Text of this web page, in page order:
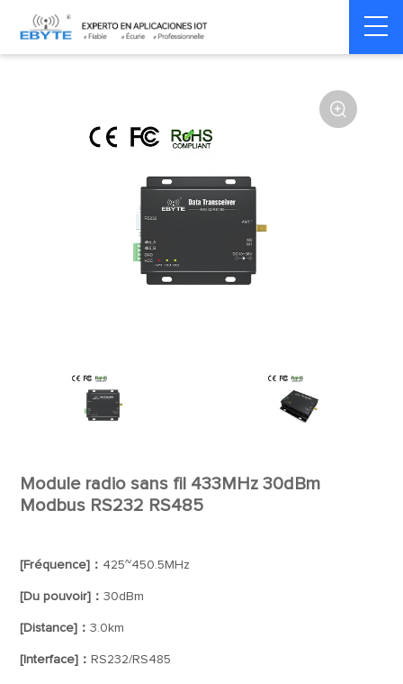
Home > Modem > Wireless modem LoRa wirelss modem

Module radio sans fil 433MHz 30dBm
Modbus RS232 RS485
[Fréquence]： 425~450.5MHz
[Du pouvoir]：30dBm
[Distance]：3.0km
[Interface]： RS232/RS485